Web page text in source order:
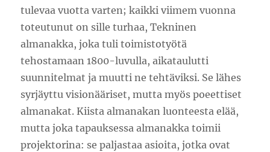
tulevaa vuotta varten; kaikki viimem vuonna
toteutunut on sille turhaa, Tekninen
almanakka, joka tuli toimistotyötä
tehostamaan 1800-luvulla, aikataulutti
suunnitelmat ja muutti ne tehtäviksi. Se lähes
syrjäyttu visionääriset, mutta myös poeettiset
almanakat. Kiista almanakan luonteesta elää,
mutta joka tapauksessa almanakka toimii
projektorina: se paljastaa asioita, jotka ovat